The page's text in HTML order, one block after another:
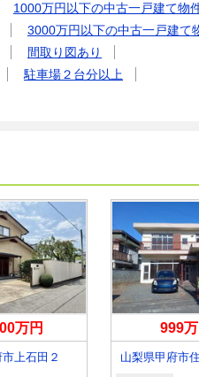
1000万円以下の中古一戸建て物
3000万円以下の中古一戸建て
間取り図あり
駐車場２台分以上
万円
上石田２
999
山梨県甲府市